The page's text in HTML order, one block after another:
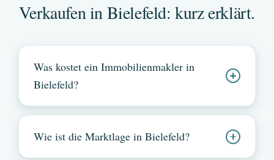
Verkaufen in Bielefeld: kurz erklärt.
Was kostet ein Immobilienmakler in
Bielefeld?
Wie ist die Marktlage in Bielefeld?